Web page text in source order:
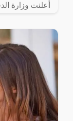
أعلنت وزارة